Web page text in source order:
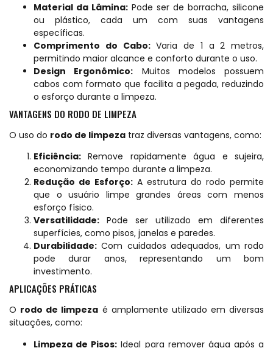
Material da Lâmina: Pode ser de borracha, silicone
ou plástico, cada um com suas vantagens
específicas.
Comprimento do Cabo:Varia de 1 a 2 metros,
permitindo maior alcance e conforto durante o uso.
Design Ergonômico: Muitos modelos possuem
cabos com formato que facilita a pegada, reduzindo
o esforço durante a limpeza.
VANTAGENS DO RODO DE LIMPEZA
O uso do rodo de limpeza traz diversas vantagens, como:
Eficiência: Remove rapidamente água e sujeira,
economizando tempo durante a limpeza.
Redução de Esforço: A estrutura do rodo permite
que o usuário limpe grandes áreas com menos
esforço físico.
Versatilidade: Pode ser utilizado em diferentes
superfícies, como pisos, janelas e paredes.
Durabilidade: Com cuidados adequados, um rodo
pode durar anos, representando um bom
investimento.
APLICAÇÕES PRÁTICAS
O rodo de limpeza é amplamente utilizado em diversas
situações, como:
Limpeza de Pisos: Ideal para remover água após a